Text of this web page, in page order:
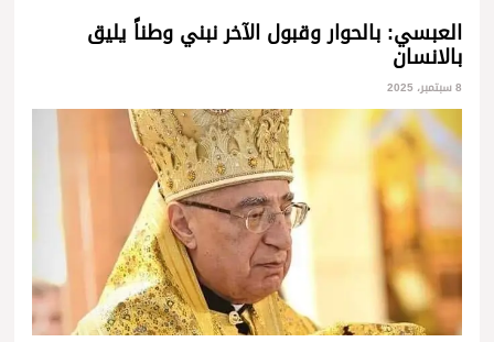
العبسي: بالحوار وقبول الآخر نبني وطناً يليق
بالانسان
8 سبتمبر، 2025